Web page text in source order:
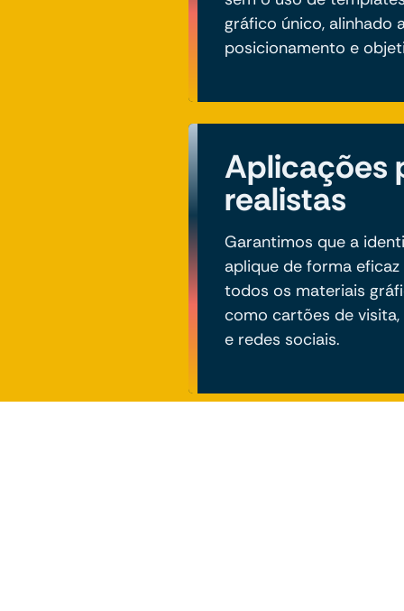
gráfico único, alinhado
posicionamento e
Aplicações
realistas
Garantimos que a
aplique de forma
todos os materiais
como cartões de
e redes sociais.